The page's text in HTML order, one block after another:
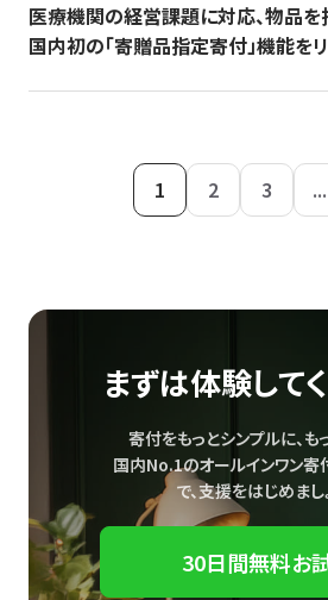
医療機関の経営課題に対応、物品
国内初の「寄贈品指定寄付」機能を
1 2 3 ...
まずは体験して
寄付をもっとシンプルに、も
国内No.1のオールインワン寄
で、支援をはじめまし
30日間無料お